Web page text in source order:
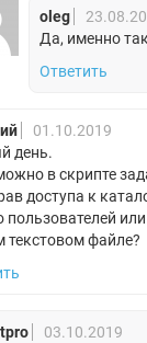
oleg
Да, именно
Ответить
01.10.2019
день.
в скрипте
доступа к
пользователей
текстовом файле?
03.10.2019